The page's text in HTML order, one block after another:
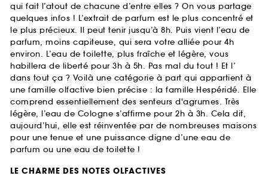
qui fait l’atout de chacune d’entre elles ? On vous partage
quelques infos ! L’extrait de parfum est le plus concentré et
le plus précieux. Il peut tenir jusqu’à 8h. Puis vient l’eau de
parfum, moins capiteuse, qui sera votre alliée pour 4h
environ. L’eau de toilette, plus fraîche et légère, vous
habillera de liberté pour 3h à 5h. Pas mal du tout ! Et l’
dans tout ça ? Voilà une catégorie à part qui appartient à
une famille olfactive bien précise : la famille Hespéridé. Elle
comprend essentiellement des senteurs d'agrumes. Très
légère, l’eau de Cologne s’affirme pour 2h à 3h. Cela dit,
aujourd’hui, elle est réinventée par de nombreuses maisons
pour une tenue et une puissance digne d’une eau de
parfum ou une eau de toilette !
LE CHARME DES NOTES OLFACTIVES